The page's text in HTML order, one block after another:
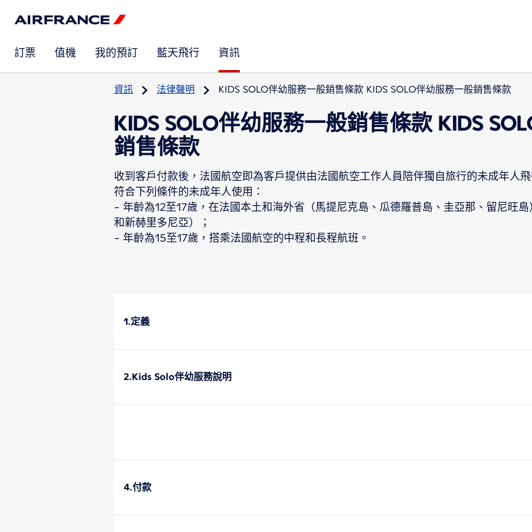
訂票 值機 我的預訂 藍天飛行 資訊
資訊 法律聲明 KIDS SOLO伴幼服務一般銷售條款 KIDS SOLO伴幼服務一般銷售條款
KIDS SOLO伴幼服務一般銷售條款 KIDS
銷售條款
收到客戶付款後，法國航空即為客戶提供由法國航空工作人員陪伴獨自旅行的未成年人
符合下列條件的未成年人使用：
- 年齡為12至17歲，在法國本土和海外省（馬提尼克島、瓜德羅普島、圭亞那、留尼旺
和新赫里多尼亞）；
- 年齡為15至17歲，搭乘法國航空的中程和長程航班。
1.定義
2.Kids Solo伴幼服務說明
4.付款